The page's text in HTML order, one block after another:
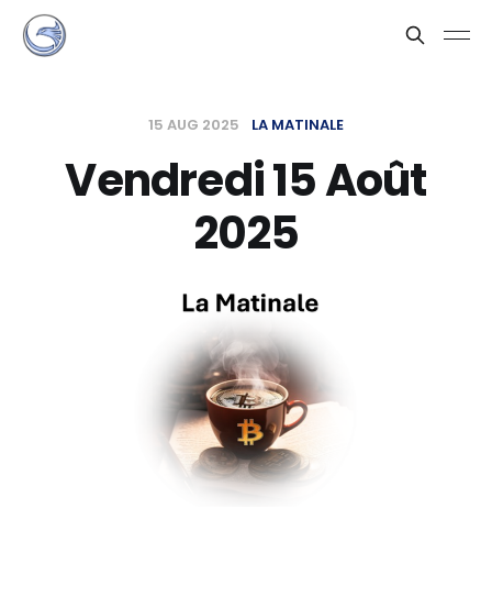
15 AUG 2025 LA MATINALE
Vendredi 15 Août
2025